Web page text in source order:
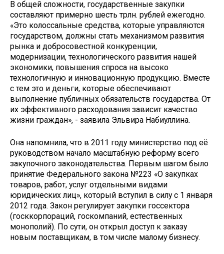
В общей сложности, государственные закупки
составляют примерно шесть трлн. рублей ежегодно.
«Это колоссальные средства, которые управляются
государством, должны стать механизмом развития
рынка и добросовестной конкуренции,
модернизации, технологического развития нашей
экономики, повышения спроса на высоко
технологичную и инновационную продукцию. Вместе
с тем это и деньги, которые обеспечивают
выполнение публичных обязательств государства. От
их эффективного расходования зависит качество
жизни граждан», - заявила Эльвира Набиуллина.
Она напомнила, что в 2011 году министерство под её
руководством начало масштабную реформу всего
закупочного законодательства. Первым шагом было
принятие Федерального закона №223 «О закупках
товаров, работ, услуг отдельными видами
юридических лиц», который вступил в силу с 1 января
2012 года. Закон регулирует закупки госсектора
(госккорпораций, госкомпаний, естественных
монополий). По сути, он открыл доступ к заказу
новым поставщикам, в том числе малому бизнесу.